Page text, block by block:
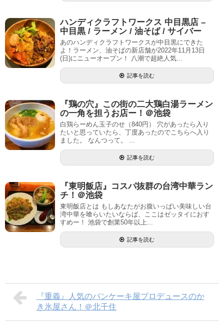
ハンディクラフトワークス 中目黒店 –
中目黒 / ラーメン / 油そば / サイバー
あのハンディクラフトワークスが中目黒にできた
よ！ラーメン、油そばの新店舗が2022年11月13日
(日)にニューオープン！ 八潮で超絶人気...
記事を読む
『鶏の穴』この街の二大鶏白湯ラーメン
の一角を担うお店ー！＠池袋
白鶏らーめん玉子のせ（840円） 穴があったら入り
たいと思っていたら、丁度あったのでこちらへ入り
ました。 なんつって。 ...
記事を読む
『東明飯店』コスパ抜群の台湾中華ラン
チ！＠池袋
東明飯店とは もしあなたがお腹いっぱい美味しい台
湾中華を喰らいたいならば、ここはゼッタイにおす
すめー！ 池袋で創業50年以上...
記事を読む
『重義』人気のパンケーキ屋プロデュースのか
き氷屋さん！＠北千住